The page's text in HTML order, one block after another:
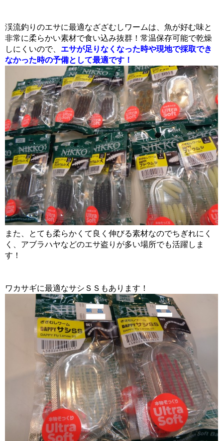
渓流釣りのエサに最適なざざむしワームは、魚が好む味と
非常に柔らかい素材で食い込み抜群！常温保存可能で乾燥
しにくいので、 エサが足りなくなった時や現地で採取でき
なかった時の予備として最適です！
また、とても柔らかくて良く伸びる素材なのでちぎれにく
く、アブラハヤなどのエサ盗りが多い場所でも活躍しま
す！
ワカサギに最適なサシＳＳもあります！